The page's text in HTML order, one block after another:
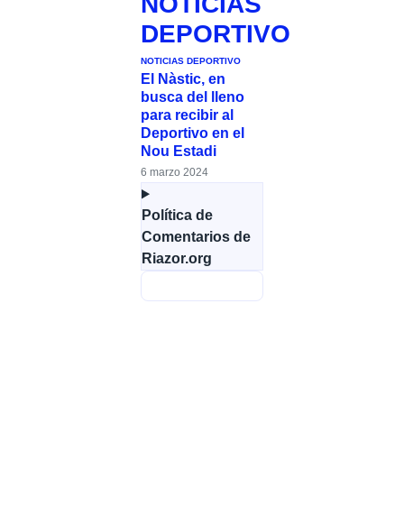
DEPORTIVO
NOTICIAS DEPORTIVO
El Nàstic, en
busca del lleno
para recibir al
Deportivo en el
Nou Estadi
6 marzo 2024
Política de
Comentarios de
Riazor.org